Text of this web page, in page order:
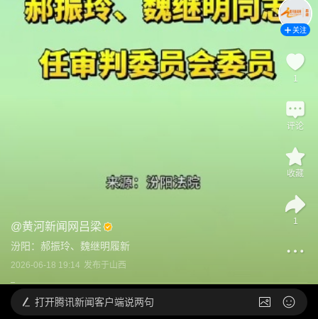
@黄河新闻网吕梁
汾阳：郝振玲、魏继明履新
2026-06-18 19:14 发布于山西
关注
1
评论
收藏
1
打开腾讯新闻客户端说两句